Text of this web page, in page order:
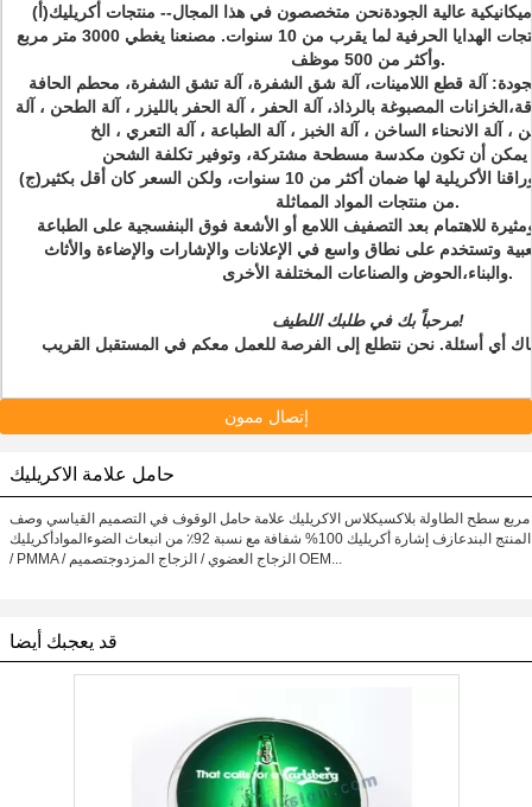
(أ) عالية الجودةنحن متخصصون في هذا المجال-- منتجات أكريليك
(بليكسيجلاس) وكل أنواع منتجات الهدايا الحرفية لما يقرب من 10 سنوات. مصنعنا يغطي 3000 متر مربع
وأكثر من 500 موظف.
الجودة: آلة قطع اللامينات، آلة شق الشفرة، آلة تشق الشفرة، محطم الحافة
المصبوغة بالرذاذ، آلة الحفر ، آلة الحفر بالليزر ، آلة الطحن ، آلة
، آلة الانحناء الساخن ، آلة الخبز ، آلة الطباعة ، آلة التعري ، الخ
يمكن أن تكون مكدسة مسطحة مشتركة، وتوفير تكلفة الشحن
(ج) : أوراقنا الأكريلية لها ضمان أكثر من 10 سنوات، ولكن السعر كان أقل بكثير
من منتجات المواد المماثلة.
للاهتمام بعد التصفيف اللامع أو الأشعة فوق البنفسجية على الطباعة
وتستخدم على نطاق واسع في الإعلانات والإشارات والإضاءة والأثاث
والبناء،الحوض والصناعات المختلفة الأخرى.
مرحباً بك في طلبك اللطيف!
إتصال ممون
حامل علامة الاكريليك
مربع سطح الطاولة بلاكسيكلاس الاكريليك علامة حامل الوقوف في التصميم القياسي وصف
المنتج البندعازف إشارة أكريليك 100% شفافة مع نسبة 92٪ من انبعاث الضوءالموادأكريليك
/ PMMA / الزجاج العضوي / الزجاج المزدوجتصميم OEM...
قد يعجبك أيضا